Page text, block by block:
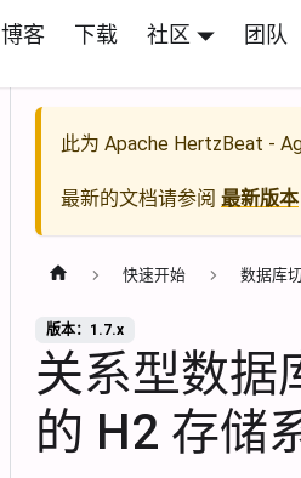
博客 下载 社区 团队
此为 Apache HertzBeat -
最新的文档请参阅 最新版本
快速开始 数据库
版本：1.7.x
关系型数据
的 H2 存储